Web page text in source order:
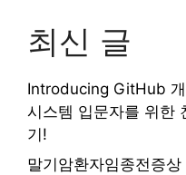
최신 글
Introducing GitHub
시스템 입문자를 위한
기!
말기암환자임종전증